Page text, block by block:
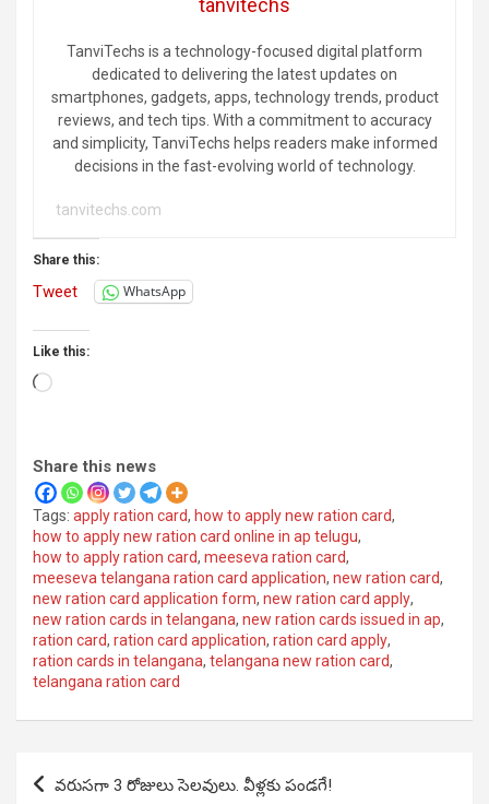
tanvitechs
TanviTechs is a technology-focused digital platform
dedicated to delivering the latest updates on
smartphones, gadgets, apps, technology trends, product
reviews, and tech tips. With a commitment to accuracy
and simplicity, TanviTechs helps readers make informed
decisions in the fast-evolving world of technology.
tanvitechs.com
Share this:
Tweet WhatsApp
Like this:
Loading…
Share this news
Tags: apply ration card, how to apply new ration card,
how to apply new ration card online in ap telugu,
how to apply ration card, meeseva ration card,
meeseva telangana ration card application, new ration card,
new ration card application form, new ration card apply,
new ration cards in telangana, new ration cards issued in ap,
ration card, ration card application, ration card apply,
ration cards in telangana, telangana new ration card,
telangana ration card
Post
వరుసగా 3 రోజులు సెలవులు. వీళ్లకు పండగే!